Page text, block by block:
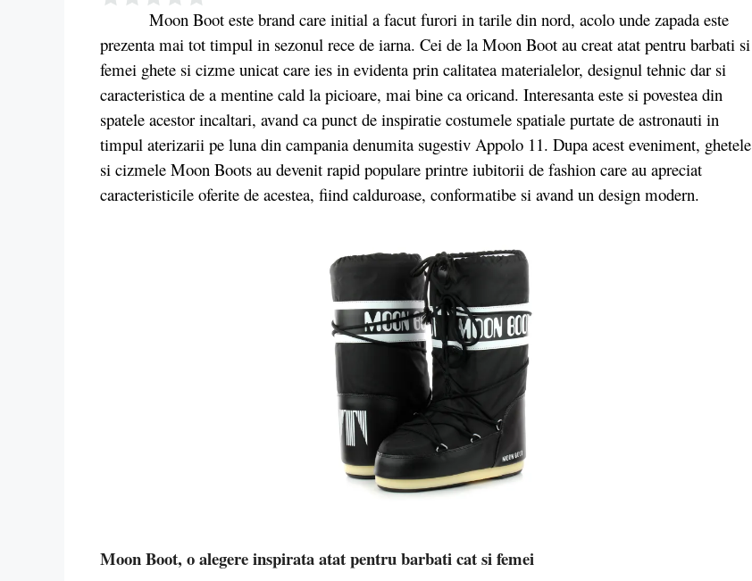
Moon Boot este brand care initial a facut furori in tarile din nord, acolo unde zapada este
prezenta mai tot timpul in sezonul rece de iarna. Cei de la Moon Boot au creat atat pentru barbati si
femei ghete si cizme unicat care ies in evidenta prin calitatea materialelor, designul tehnic dar si
caracteristica de a mentine cald la picioare, mai bine ca oricand. Interesanta este si povestea din
spatele acestor incaltari, avand ca punct de inspiratie costumele spatiale purtate de astronauti in
timpul aterizarii pe luna din campania denumita sugestiv Appolo 11. Dupa acest eveniment, ghetele
si cizmele Moon Boots au devenit rapid populare printre iubitorii de fashion care au apreciat
caracteristicile oferite de acestea, fiind calduroase, conformatibe si avand un design modern.
Moon Boot, o alegere inspirata atat pentru barbati cat si femei